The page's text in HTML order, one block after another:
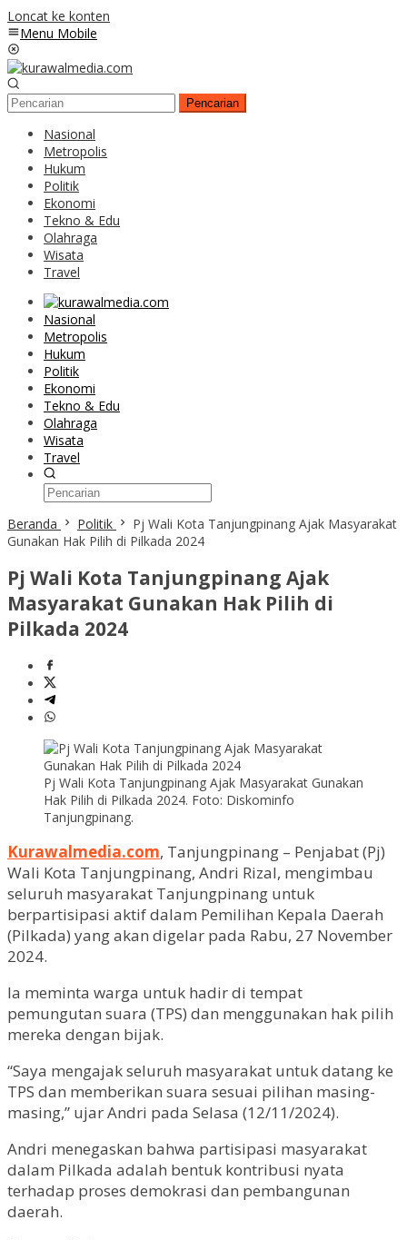
Loncat ke konten
Menu Mobile
Pencarian
Nasional
Metropolis
Hukum
Politik
Ekonomi
Tekno & Edu
Olahraga
Wisata
Travel
Nasional
Metropolis
Hukum
Politik
Ekonomi
Tekno & Edu
Olahraga
Wisata
Travel
Beranda Politik
Pj Wali Kota Tanjungpinang Ajak Masyarakat
Gunakan Hak Pilih di Pilkada 2024
Pj Wali Kota Tanjungpinang Ajak
Masyarakat Gunakan Hak Pilih di
Pilkada 2024
Pj Wali Kota Tanjungpinang Ajak Masyarakat Gunakan
Hak Pilih di Pilkada 2024. Foto: Diskominfo
Tanjungpinang.
Kurawalmedia.com, Tanjungpinang – Penjabat (Pj)
Wali Kota Tanjungpinang, Andri Rizal, mengimbau
seluruh masyarakat Tanjungpinang untuk
berpartisipasi aktif dalam Pemilihan Kepala Daerah
(Pilkada) yang akan digelar pada Rabu, 27 November
2024.
Ia meminta warga untuk hadir di tempat
pemungutan suara (TPS) dan menggunakan hak pilih
mereka dengan bijak.
“Saya mengajak seluruh masyarakat untuk datang ke
TPS dan memberikan suara sesuai pilihan masing-
masing,” ujar Andri pada Selasa (12/11/2024).
Andri menegaskan bahwa partisipasi masyarakat
dalam Pilkada adalah bentuk kontribusi nyata
terhadap proses demokrasi dan pembangunan
daerah.